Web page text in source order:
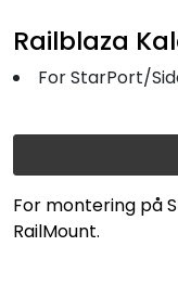
For montering på
RailMount.
Railblaza
For StarPort/